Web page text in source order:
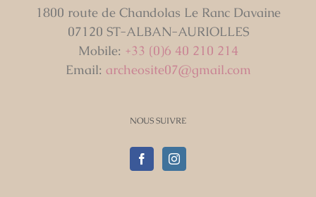
1800 route de Chandolas Le Ranc Davaine
07120 ST-ALBAN-AURIOLLES
Mobile: +33 (0)6 40 210 214
Email: archeosite07@gmail.com
NOUS SUIVRE